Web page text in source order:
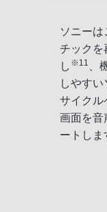
ソニー
チックを
し ※11
しやす
サイクル
画面を音
ートしま